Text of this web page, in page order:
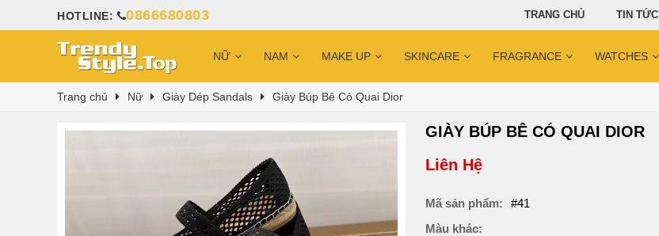
HOTLINE: 0866680803 TRANG CHỦ TIN TỨC
NỮ NAM MAKE UP SKINCARE FRAGRANCE WATCHES
Trang chủ Nữ Giày Dép Sandals Giày Búp Bê Có Quai Dior
GIÀY BÚP BÊ CÓ QUAI DIOR
Liên Hệ
Mã sản phẩm:
#41
Màu khác: